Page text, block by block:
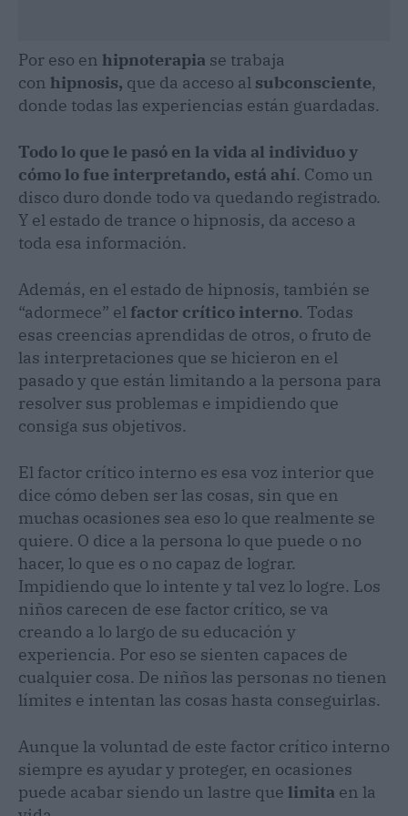
Por eso en hipnoterapia se trabaja
con hipnosis, que da acceso al subconsciente,
donde todas las experiencias están guardadas.
Todo lo que le pasó en la vida al individuo y
cómo lo fue interpretando, está ahí. Como un
disco duro donde todo va quedando registrado.
Y el estado de trance o hipnosis, da acceso a
toda esa información.
Además, en el estado de hipnosis, también se
“adormece” el factor crítico interno. Todas
esas creencias aprendidas de otros, o fruto de
las interpretaciones que se hicieron en el
pasado y que están limitando a la persona para
resolver sus problemas e impidiendo que
consiga sus objetivos.
El factor crítico interno es esa voz interior que
dice cómo deben ser las cosas, sin que en
muchas ocasiones sea eso lo que realmente se
quiere. O dice a la persona lo que puede o no
hacer, lo que es o no capaz de lograr.
Impidiendo que lo intente y tal vez lo logre. Los
niños carecen de ese factor crítico, se va
creando a lo largo de su educación y
experiencia. Por eso se sienten capaces de
cualquier cosa. De niños las personas no tienen
límites e intentan las cosas hasta conseguirlas.
Aunque la voluntad de este factor crítico interno
siempre es ayudar y proteger, en ocasiones
puede acabar siendo un lastre que limita en la